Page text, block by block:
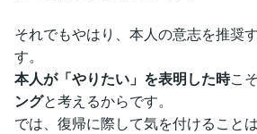
それでもやはり、本人の意志を推奨
す。
本人が「やりたい」を表明した時こ
ングと考えるからです。
では、復帰に際して気を付けること